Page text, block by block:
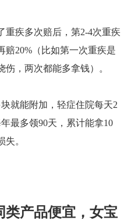
重疾多次赔后，第2-4次重疾
赔20%（比如第一次重疾是
，两次都能多拿钱）。
块就能附加，轻症住院每天2
最多领90天，累计能拿10
。
类产品便宜，女宝